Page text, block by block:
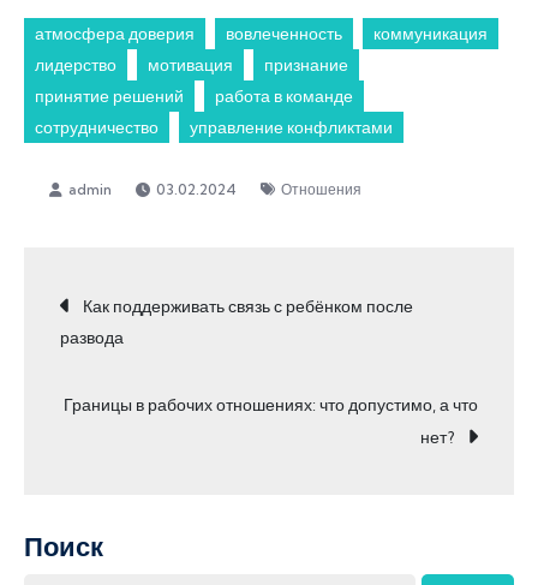
атмосфера доверия вовлеченность
коммуникация
лидерство
мотивация
признание
принятие решений
работа в команде
сотрудничество
управление конфликтами
03.02.2024 Отношения
Навигация
по
записям
Как поддерживать связь с ребёнком после
развода
Границы в рабочих отношениях: что допустимо, а что
нет?
Поиск